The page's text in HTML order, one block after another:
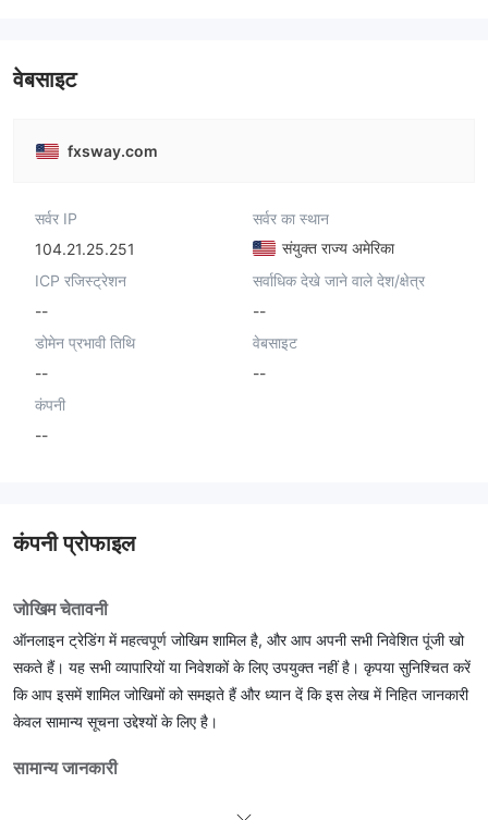
वेबसाइट
fxsway.com
सर्वर IP
104.21.25.251
सर्वर का स्थान
संयुक्त राज्य अमेरिका
ICP रजिस्ट्रेशन
--
सर्वाधिक देखे जाने वाले देश/क्षेत्र
--
डोमेन प्रभावी तिथि
--
वेबसाइट
--
कंपनी
--
कंपनी प्रोफाइल
जोखिम चेतावनी
ऑनलाइन ट्रेडिंग में महत्वपूर्ण जोखिम शामिल है, और आप अपनी सभी निवेशित पूंजी खो
सकते हैं। यह सभी व्यापारियों या निवेशकों के लिए उपयुक्त नहीं है। कृपया सुनिश्चित करें
कि आप इसमें शामिल जोखिमों को समझते हैं और ध्यान दें कि इस लेख में निहित जानकारी
केवल सामान्य सूचना उद्देश्यों के लिए है।
सामान्य जानकारी